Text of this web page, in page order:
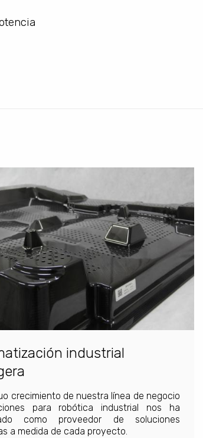
industrial
crecimiento de nuestra línea de negocio
para robótica industrial nos ha
como proveedor de soluciones
a medida de cada proyecto.